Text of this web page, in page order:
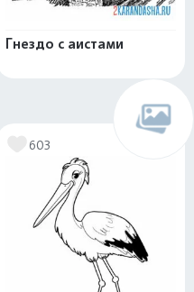
Гнездо с аистами
603